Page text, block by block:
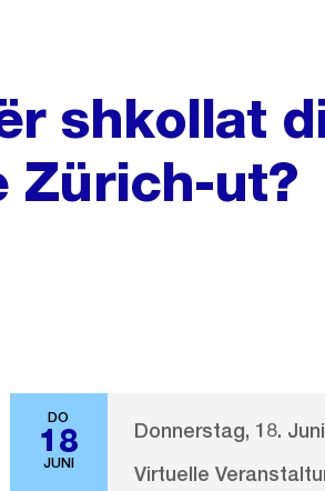
shkollat
Zürich-ut?
DO
18
JUNI
Donnerstag, 18.
Virtuelle